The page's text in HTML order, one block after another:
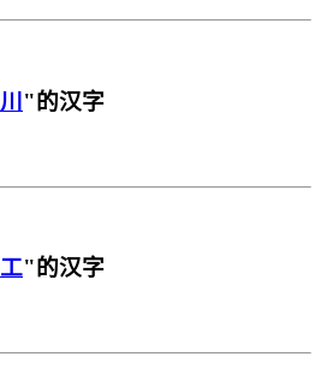
川 "的汉字
工"的汉字